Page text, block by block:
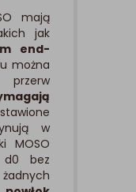
mają
jak
end-
można
w
MOSO
d0 bez